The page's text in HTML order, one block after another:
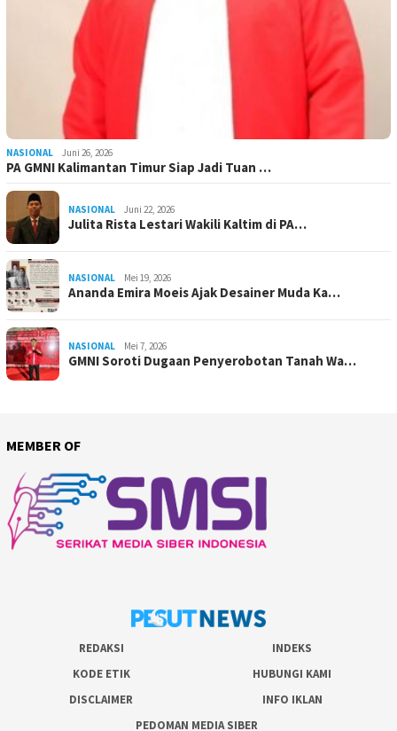
NASIONAL Juni 26, 2026
PA GMNI Kalimantan Timur Siap Jadi Tuan …
NASIONAL Juni 22, 2026
Julita Rista Lestari Wakili Kaltim di PA…
NASIONAL Mei 19, 2026
Ananda Emira Moeis Ajak Desainer Muda Ka…
NASIONAL Mei 7, 2026
GMNI Soroti Dugaan Penyerobotan Tanah Wa…
MEMBER OF
REDAKSI
INDEKS
KODE ETIK
HUBUNGI KAMI
DISCLAIMER
INFO IKLAN
PEDOMAN MEDIA SIBER